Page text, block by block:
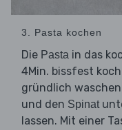
3. Pasta kochen
Die Pasta in das
4Min. bissfest
gründlich
und den Spinat
lassen. Mit einer